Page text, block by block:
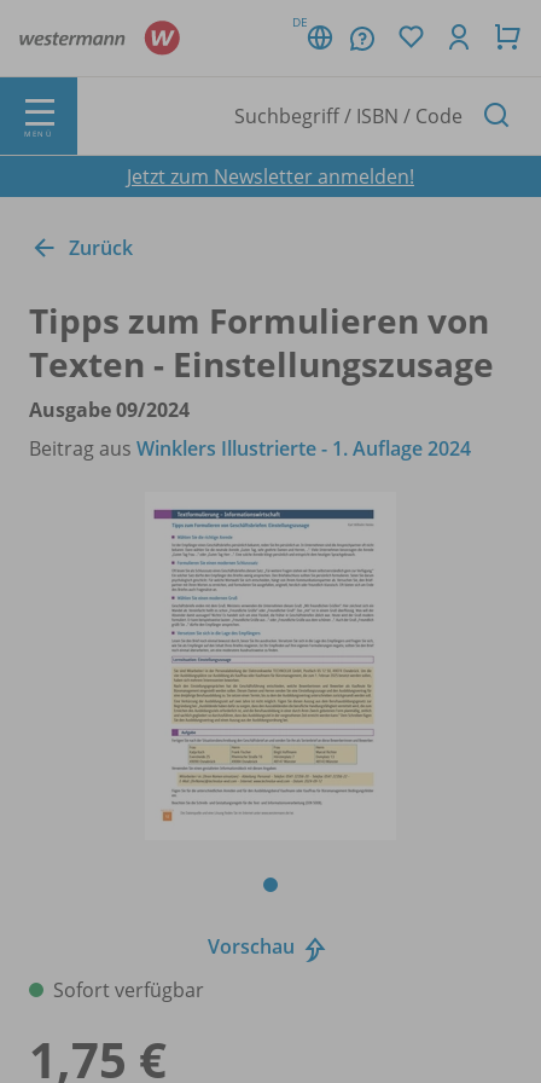
DE
MENÜ
Jetzt zum Newsletter anmelden!
Zurück
Tipps zum Formulieren von
Texten - Einstellungszusage
Ausgabe 09/2024
Beitrag aus Winklers Illustrierte - 1. Auflage 2024
Vorschau
Sofort verfügbar
1,75 €